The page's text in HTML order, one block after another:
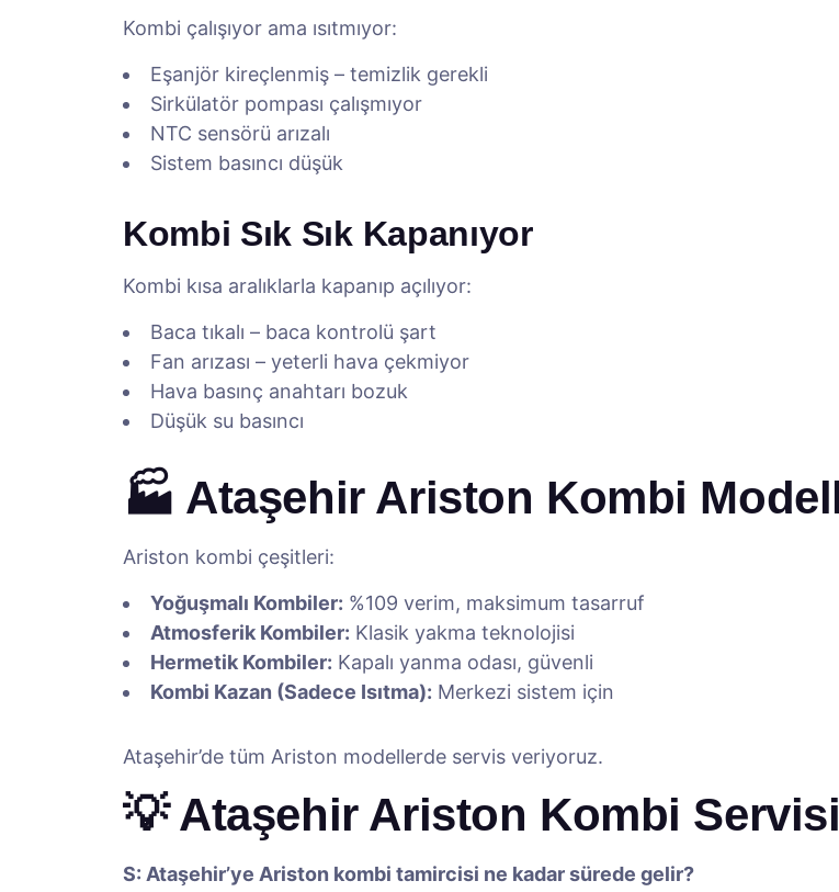
Kombi çalışıyor ama ısıtmıyor:
Eşanjör kireçlenmiş – temizlik gerekli
Sirkülatör pompası çalışmıyor
NTC sensörü arızalı
Sistem basıncı düşük
Kombi Sık Sık Kapanıyor
Kombi kısa aralıklarla kapanıp açılıyor:
Baca tıkalı – baca kontrolü şart
Fan arızası – yeterli hava çekmiyor
Hava basınç anahtarı bozuk
Düşük su basıncı
🏭 Ataşehir Ariston Kombi
Ariston kombi çeşitleri:
Yoğuşmalı Kombiler: %109 verim, maksimum tasarruf
Atmosferik Kombiler: Klasik yakma teknolojisi
Hermetik Kombiler: Kapalı yanma odası, güvenli
Kombi Kazan (Sadece Isıtma): Merkezi sistem için
Ataşehir’de tüm Ariston modellerde servis veriyoruz.
💡 Ataşehir Ariston Kombi
S: Ataşehir’ye Ariston kombi tamircisi ne kadar sürede gelir?